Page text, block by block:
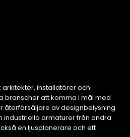
installatörer och
branscher att komma i mål med
återförsäljare av designbelysning
industriella armaturer från andra
en ljusplanerare och ett